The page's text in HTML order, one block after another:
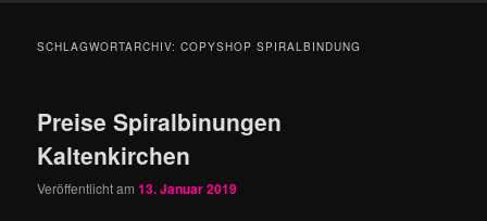
SCHLAGWORTARCHIV:COPYSHOP SPIRALBINDUNG
Preise Spiralbinungen
Kaltenkirchen
Veröffentlicht am13. Januar 2019